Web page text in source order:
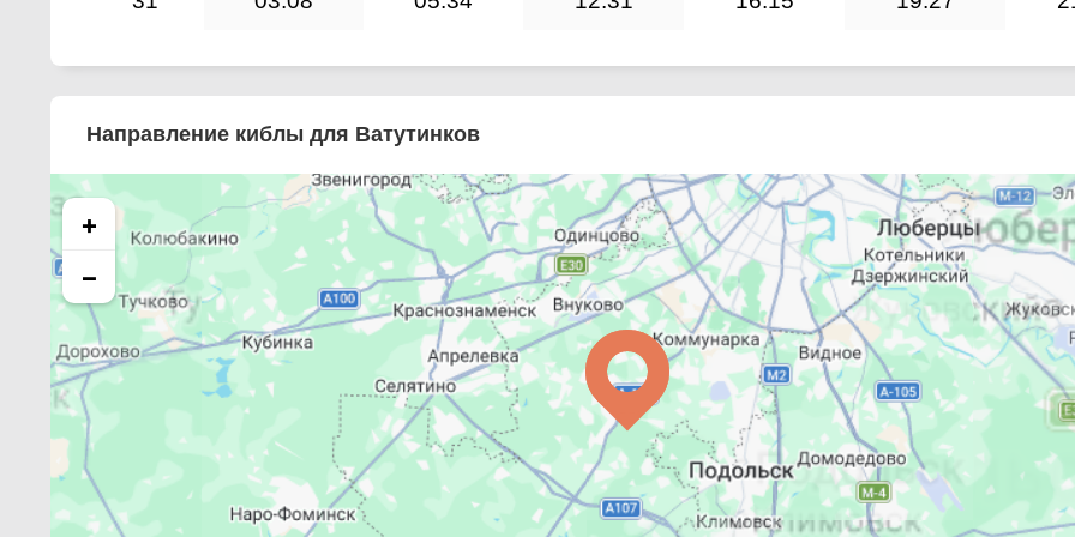
Направление киблы для Ватутинков
+
−